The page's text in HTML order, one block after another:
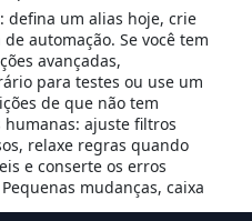
defina um alias hoje, crie
automação. Se você tem
avançadas,
para testes ou use um
de que não tem
humanas: ajuste filtros
relaxe regras quando
e conserte os erros
mudanças, caixa